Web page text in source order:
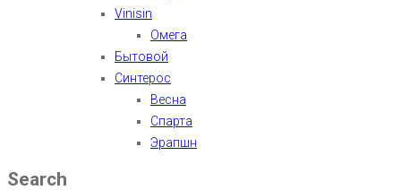
Vinisin
Омега
Бытовой
Синтерос
Весна
Спарта
Эрапшн
Search